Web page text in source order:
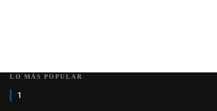
LO MÁS POPULAR
1